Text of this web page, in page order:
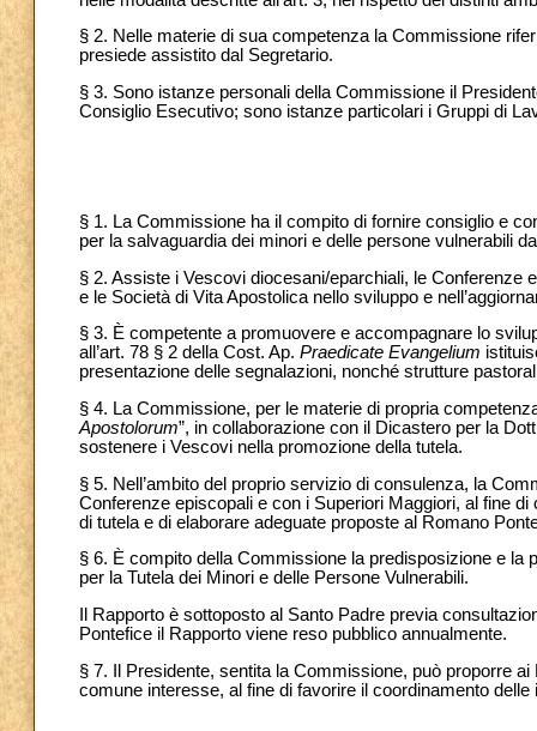
§ 2. Nelle materie di sua competenza la Commissione
presiede assistito dal Segretario.
§ 3. Sono istanze personali della Commissione il
Consiglio Esecutivo; sono istanze particolari i Gruppi di
§ 1. La Commissione ha il compito di fornire consiglio e
per la salvaguardia dei minori e delle persone vulnerabili
§ 2. Assiste i Vescovi diocesani/eparchiali, le Conferenze
e le Società di Vita Apostolica nello sviluppo e
§ 3. È competente a promuovere e accompagnare lo
all’art. 78 § 2 della Cost. Ap. Praedicate Evangelium
presentazione delle segnalazioni, nonché strutture
§ 4. La Commissione, per le materie di propria
Apostolorum”, in collaborazione con il Dicastero per la
sostenere i Vescovi nella promozione della tutela.
§ 5. Nell’ambito del proprio servizio di consulenza, la
Conferenze episcopali e con i Superiori Maggiori, al fine
di tutela e di elaborare adeguate proposte al Romano
§ 6. È compito della Commissione la predisposizione e la
per la Tutela dei Minori e delle Persone Vulnerabili.
Il Rapporto è sottoposto al Santo Padre previa
Pontefice il Rapporto viene reso pubblico annualmente.
§ 7. Il Presidente, sentita la Commissione, può proporre
comune interesse, al fine di favorire il coordinamento